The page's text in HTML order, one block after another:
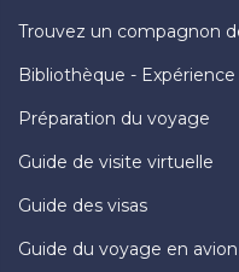
Trouvez un compagnon
Bibliothèque - Expérience
Préparation du voyage
Guide de visite virtuelle
Guide des visas
Guide du voyage en avion